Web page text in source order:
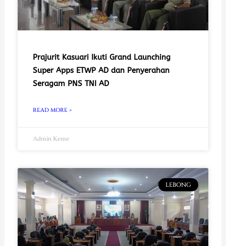
Prajurit Kasuari Ikuti Grand Launching
Super Apps ETWP AD dan Penyerahan
Seragam PNS TNI AD
READ MORE »
Admin Keme
LEBONG